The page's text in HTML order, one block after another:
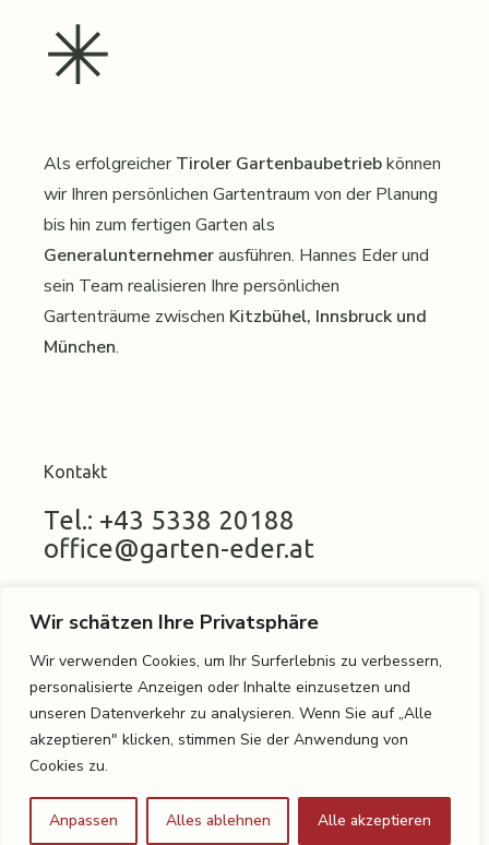
Wir schätzen Ihre Privatsphäre
Wir verwenden Cookies, um Ihr Surferlebnis zu verbessern,
personalisierte Anzeigen oder Inhalte einzusetzen und
unseren Datenverkehr zu analysieren. Wenn Sie auf „Alle
akzeptieren" klicken, stimmen Sie der Anwendung von
Cookies zu.
Anpassen Alles ablehnen Alle akzeptieren
✳︎
Als erfolgreicherTiroler Gartenbaubetriebkönnen
wir Ihren persönlichen Gartentraum von der Planung
bis hin zum fertigen Garten als
Generalunternehmerausführen. Hannes Eder und
sein Team realisieren Ihre persönlichen
Gartenträume zwischen Kitzbühel, Innsbruck und
München.
Kontakt
Tel.: +43 5338 20188
office@garten-eder.at
Standort
Eder Gartenarchitektur
Schmelzerweg 9
6250 Kundl